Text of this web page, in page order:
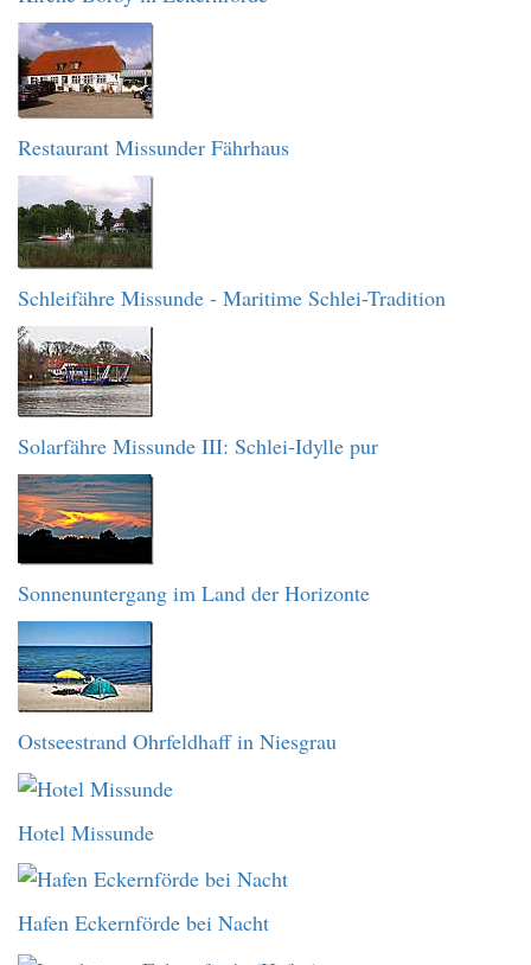
Restaurant Missunder Fährhaus
Schleifähre Missunde - Maritime Schlei-Tradition
Solarfähre Missunde III: Schlei-Idylle pur
Sonnenuntergang im Land der Horizonte
Ostseestrand Ohrfeldhaff in Niesgrau
Hotel Missunde
Hafen Eckernförde bei Nacht